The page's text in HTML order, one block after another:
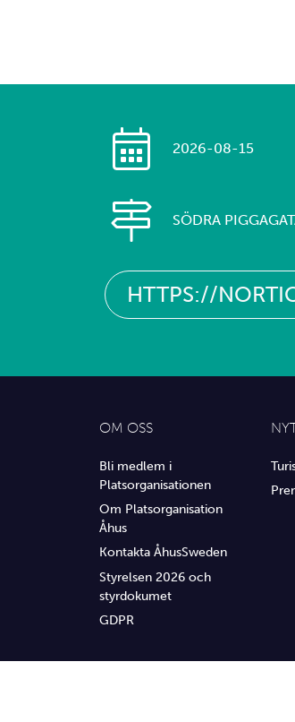
2026-08-15
SÖDRA
HTTPS://
OM OSS
Bli medlem i
Platsorganisationen
Om Platsorganisation
Åhus
Kontakta ÅhusSweden
Styrelsen 2026 och
styrdokumet
GDPR